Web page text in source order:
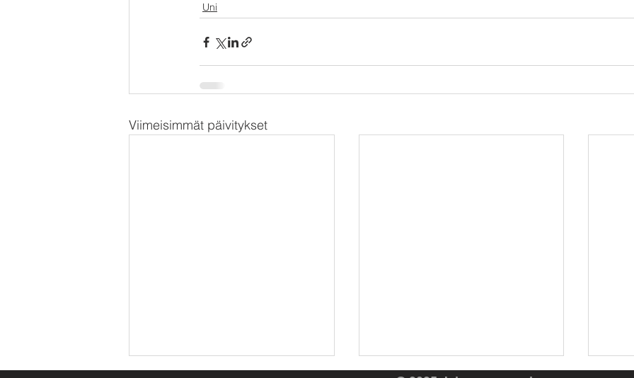
Uni
Viimeisimmät päivitykset